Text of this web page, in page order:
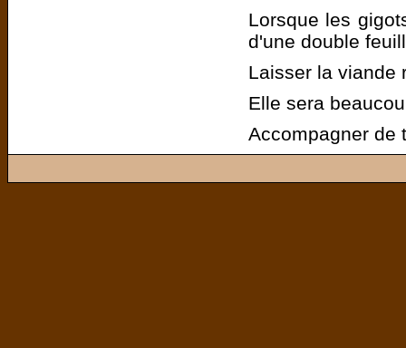
Lorsque les
d'une double
Laisser la viande
Elle sera
Accompagner de